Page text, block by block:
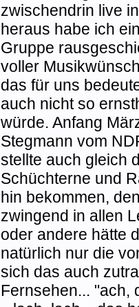
zwischendrin live
heraus habe ich
Gruppe
voller
das für uns
auch nicht so
würde. Anfang
Stegmann vom
stellte auch gleich
Schüchterne und
hin bekommen,
zwingend in allen
oder andere hätte
natürlich nur die
sich das auch
Fernsehen... "ach,